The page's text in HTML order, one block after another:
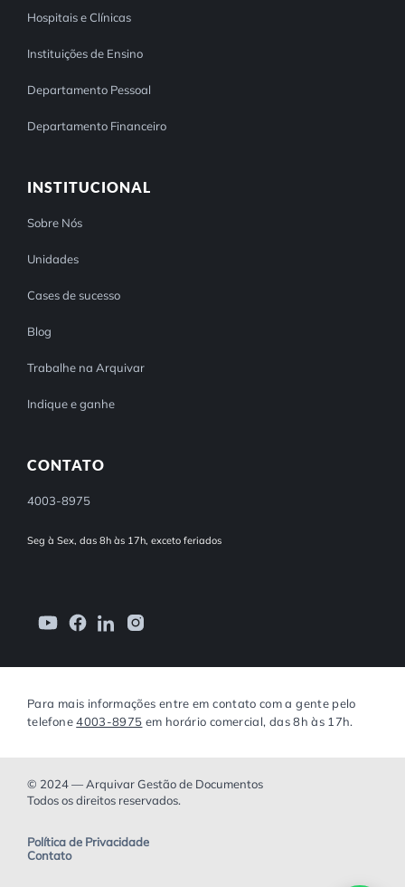
Hospitais e Clínicas
Instituições de Ensino
Departamento Pessoal
Departamento Financeiro
INSTITUCIONAL
Sobre Nós
Unidades
Cases de sucesso
Blog
Trabalhe na Arquivar
Indique e ganhe
CONTATO
4003-8975
Seg à Sex, das 8h às 17h, exceto feriados
Para mais informações entre em contato com a gente pelo
telefone4003-8975 em horário comercial, das 8h às 17h.
© 2024 — Arquivar Gestão de Documentos
Todos os direitos reservados.
Política de Privacidade
Contato